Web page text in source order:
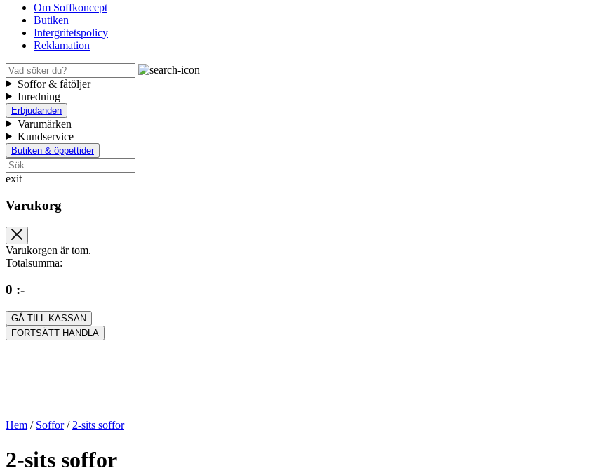
Om Soffkoncept
Butiken
Intergritetspolicy
Reklamation
Soffor & fåtöljer
Inredning
Erbjudanden
Varumärken
Kundservice
Butiken & öppettider
exit
Varukorg
Varukorgen är tom.
Totalsumma:
0 :-
GÅ TILL KASSAN
FORTSÄTT HANDLA
Hem / Soffor / 2-sits soffor
2-sits soffor